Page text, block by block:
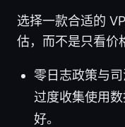
选择一款合适的
估，而不是只看价
零日志政策与
过度收集使用
好。